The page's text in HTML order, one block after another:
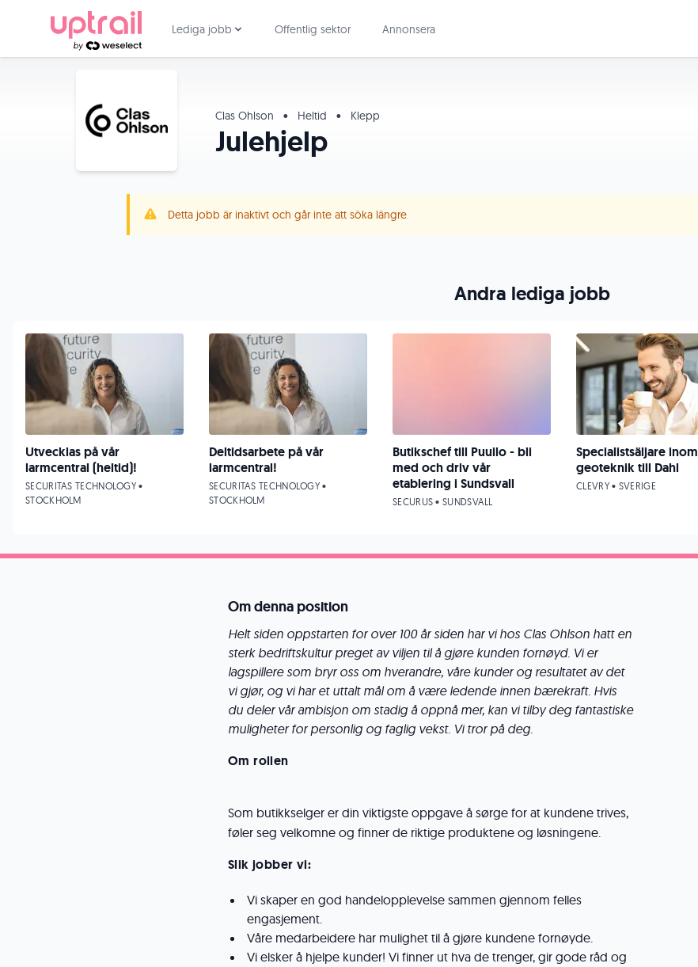
Lediga jobb Offentlig sektor Annonsera
Clas Ohlson • Heltid • Klepp
Julehjelp
Detta jobb är inaktivt och går inte att söka längre
Om denna position
Helt siden oppstarten for over 100 år siden har vi hos Clas Ohlson hatt en
sterk bedriftskultur preget av viljen til å gjøre kunden fornøyd. Vi er
lagspillere som bryr oss om hverandre, våre kunder og resultatet av det
vi gjør, og vi har et uttalt mål om å være ledende innen bærekraft. Hvis
du deler vår ambisjon om stadig å oppnå mer, kan vi tilby deg fantastiske
muligheter for personlig og faglig vekst. Vi tror på deg.
Om rollen
Som butikkselger er din viktigste oppgave å sørge for at kundene trives,
føler seg velkomne og finner de riktige produktene og løsningene.
Slik jobber vi:
Vi skaper en god handelopplevelse sammen gjennom felles
engasjement.
Våre medarbeidere har mulighet til å gjøre kundene fornøyde.
Vi elsker å hjelpe kunder! Vi finner ut hva de trenger, gir gode råd og
Andra lediga jobb
Utvecklas på vår
larmcentral (heltid)!
SECURITAS TECHNOLOGY •
STOCKHOLM
Deltidsarbete på vår
larmcentral!
SECURITAS TECHNOLOGY •
STOCKHOLM
Butikschef till Puuilo - bli
med och driv vår
etablering i Sundsvall
SECURUS • SUNDSVALL
Specialistsäljare inom
geoteknik till Dahl
CLEVRY • SVERIGE